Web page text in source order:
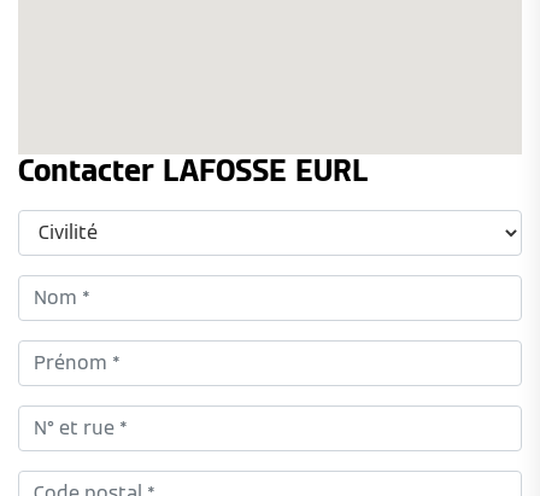
Contacter LAFOSSE EURL